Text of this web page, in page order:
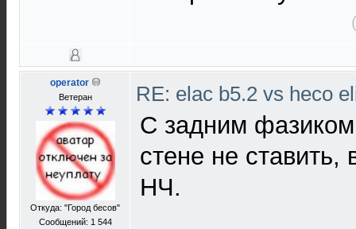
operator
Ветеран
Откуда: "Город бесов"
Сообщений: 1 544
RE: elac b5.2 vs heco
С задним
стене не
НЧ.